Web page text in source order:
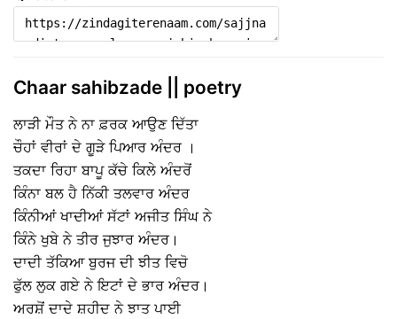
Chaar sahibzade || poetry
ਲਾੜੀ ਮੌਤ ਨੇ ਨਾ ਫ਼ਰਕ ਆਉਣ ਦਿੱਤਾ
ਚੌਹਾਂ ਵੀਰਾਂ ਦੇ ਗੂੜੇ ਪਿਆਰ ਅੰਦਰ ।
ਤਕਦਾ ਰਿਹਾ ਬਾਪੂ ਕੱਚੇ ਕਿਲੇ ਅੰਦਰੋਂ
ਕਿੰਨਾ ਬਲ ਹੈ ਨਿੱਕੀ ਤਲਵਾਰ ਅੰਦਰ
ਕਿੰਨੀਆਂ ਖਾਦੀਆਂ ਸੱਟਾਂ ਅਜੀਤ ਸਿੰਘ ਨੇ
ਕਿੰਨੇ ਖੁਬੇ ਨੇ ਤੀਰ ਜੁਝਾਰ ਅੰਦਰ।
ਦਾਦੀ ਤੱਕਿਆ ਬੁਰਜ ਦੀ ਝੀਤ ਵਿਚੋ
ਫੁੱਲ ਲੁਕ ਗਏ ਨੇ ਇਟਾਂ ਦੇ ਭਾਰ ਅੰਦਰ।
ਅਰਸ਼ੋਂ ਦਾਦੇ ਸ਼ਹੀਦ ਨੇ ਝਾਤ ਪਾਈ